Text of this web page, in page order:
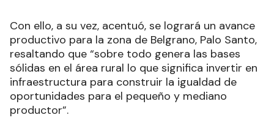
Con ello, a su vez, acentuó, se logrará un avance
productivo para la zona de Belgrano, Palo Santo,
resaltando que “sobre todo genera las bases
sólidas en el área rural lo que significa invertir en
infraestructura para construir la igualdad de
oportunidades para el pequeño y mediano
productor”.